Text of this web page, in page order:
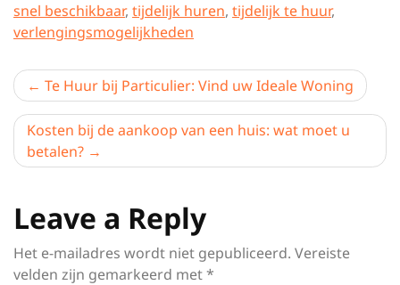
snel beschikbaar, tijdelijk huren, tijdelijk te huur,
verlengingsmogelijkheden
Berichtnavigatie
Te Huur bij Particulier: Vind uw Ideale Woning
Kosten bij de aankoop van een huis: wat moet u
betalen?
Leave a Reply
Het e-mailadres wordt niet gepubliceerd. Vereiste
velden zijn gemarkeerd met*